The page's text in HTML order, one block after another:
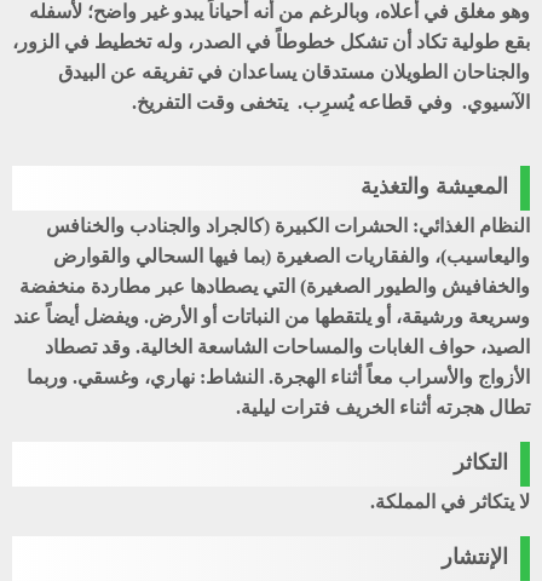
وهو مغلق في أعلاه، وبالرغم من أنه أحياناً يبدو غير واضح؛ لأسفله
بقع طولية تكاد أن تشكل خطوطاً في الصدر، وله تخطيط في الزور،
والجناحان الطويلان مستدقان يساعدان في تفريقه عن البيدق
الآسيوي. وفي قطاعه يُسرِب. يتخفى وقت التفريخ.
المعيشة والتغذية
النظام الغذائي: الحشرات الكبيرة (كالجراد والجنادب والخنافس
واليعاسيب)، والفقاريات الصغيرة (بما فيها السحالي والقوارض
والخفافيش والطيور الصغيرة) التي يصطادها عبر مطاردة منخفضة
وسريعة ورشيقة، أو يلتقطها من النباتات أو الأرض. ويفضل أيضاً عند
الصيد، حواف الغابات والمساحات الشاسعة الخالية. وقد تصطاد
الأزواج والأسراب معاً أثناء الهجرة. النشاط: نهاري، وغسقي. وربما
تطال هجرته أثناء الخريف فترات ليلية.
التكاثر
لا يتكاثر في المملكة.
الإنتشار